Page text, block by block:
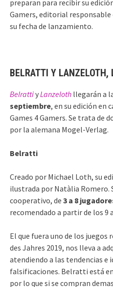
preparan para recibir su
Gamers, editorial responsable
su fecha de lanzamiento.
BELRATTI Y LANZELOTH,
BelrattiyLanzeloth llegarán a
septiembre, en su edición en
Games 4 Gamers. Se trata de
por la alemana Mogel-Verlag.
Belratti
Creado por Michael Loth, su
ilustrada por Natàlia Romero.
cooperativo, de 3 a 8
recomendado a partir de los 9
El que fuera uno de los juegos
des Jahres 2019, nos lleva a
atendiendo a las tendencias e
falsificaciones. Belratti está
por lo que si se compran